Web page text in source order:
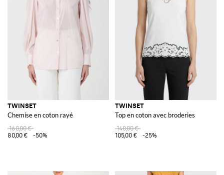
TWINSET
Chemise en coton rayé
160,00 €
80,00 €
-50%
TWINSET
Top en coton avec broderies
140,00 €
105,00 €
-25%